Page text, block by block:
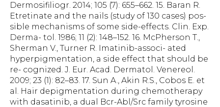
Dermosifiliogr. 2014; 105 (7): 655–662. 15. Baran R.
Etretinate and the nails (study of 130 cases) pos-
sible mechanisms of some side-effects. Clin. Exp.
Derma- tol. 1986; 11 (2): 148–152. 16. McPherson T.,
Sherman V., Turner R. Imatinib-associ- ated
hyperpigmentation, a side effect that should be
re- cognized. J. Eur. Acad. Dermatol. Venereol.
2009; 23 (1): 82–83. 17. Sun A., Akin R.S., Cobos E. et
al. Hair depigmentation during chemotherapy
with dasatinib, a dual Bcr-Abl/Src family tyrosine